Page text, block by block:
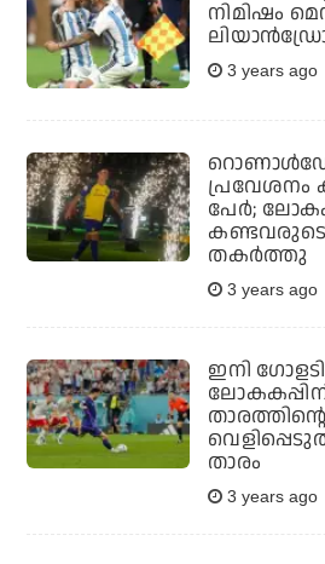
നിമിഷം
3 years ago
പ്രവേശനം
പേർ;
തകർത്തു
3 years ago
ഇനി
താരം
3 years ago